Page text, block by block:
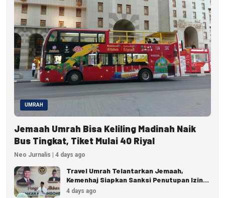
UMRAH
Jemaah Umrah Bisa Keliling Madinah Naik
Bus Tingkat, Tiket Mulai 40 Riyal
Neo Jurnalis | 4 days ago
Travel Umrah Telantarkan Jemaah,
Kemenhaj Siapkan Sanksi Penutupan Izin
hingga Pidana
4 days ago